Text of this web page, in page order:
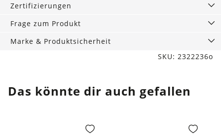
Zertifizierungen
Frage zum Produkt
Marke & Produktsicherheit
SKU: 2322236o
Das könnte dir auch gefallen